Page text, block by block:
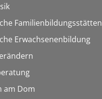
Familienbildungsstätten
Erwachsenenbildung
am Dom